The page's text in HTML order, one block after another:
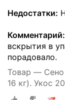
Недостатки:
Комментарий:
вскрытия в
порадовало.
Товар — Сено
16 кг). Укос
Натуральный